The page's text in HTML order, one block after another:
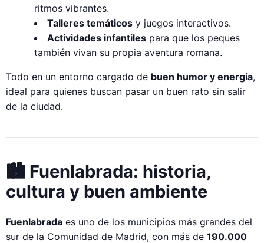
ritmos vibrantes.
Talleres temáticos y juegos interactivos.
Actividades infantiles para que los peques
también vivan su propia aventura romana.
Todo en un entorno cargado de buen humor y energía,
ideal para quienes buscan pasar un buen rato sin salir
de la ciudad.
🏙️ Fuenlabrada: historia,
cultura y buen ambiente
Fuenlabrada es uno de los municipios más grandes del
sur de la Comunidad de Madrid, con más de 190.000